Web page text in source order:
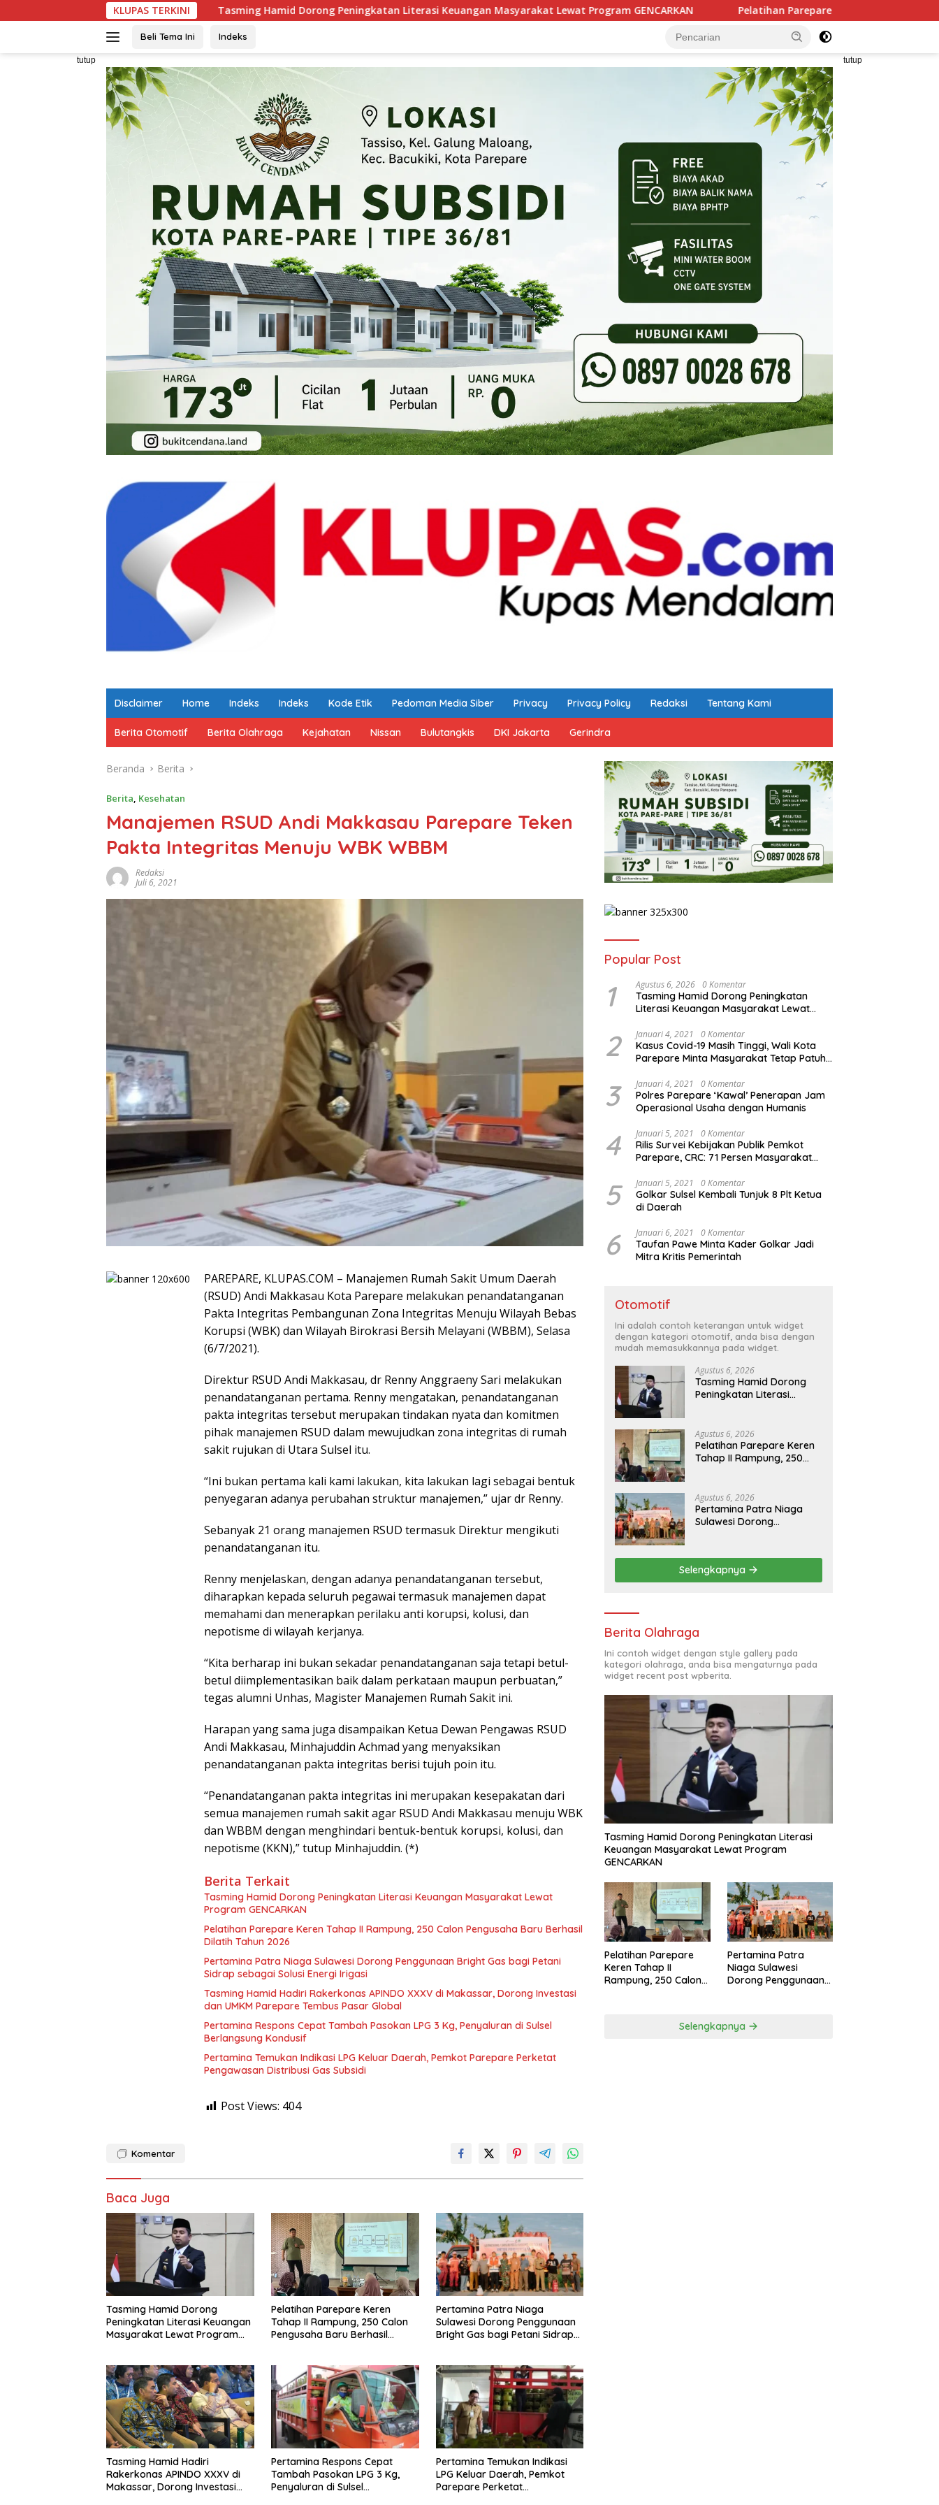
ke
KLUPAS TERKINI
Tasming Hamid Dorong Peningkatan Literasi Keuangan Masyarakat Lewat Program GENCARKAN Pelatihan Parepare Keren Tahap II Rampung, 250 Calon
Beli Tema Ini Indeks
tutup tutup
Disclaimer Home Indeks Indeks Kode Etik Pedoman Media Siber Privacy Privacy Policy Redaksi Tentang Kami
Berita Otomotif Berita Olahraga Kejahatan Nissan Bulutangkis DKI Jakarta Gerindra
Beranda Berita
Berita, Kesehatan
Manajemen RSUD Andi Makkasau Parepare Teken
Pakta Integritas Menuju WBK WBBM
Redaksi
Juli 6, 2021
PAREPARE, KLUPAS.COM – Manajemen Rumah Sakit Umum Daerah
(RSUD) Andi Makkasau Kota Parepare melakukan penandatanganan
Pakta Integritas Pembangunan Zona Integritas Menuju Wilayah Bebas
Korupsi (WBK) dan Wilayah Birokrasi Bersih Melayani (WBBM), Selasa
(6/7/2021).
Direktur RSUD Andi Makkasau, dr Renny Anggraeny Sari melakukan
penandatanganan pertama. Renny mengatakan, penandatanganan
pakta integritas tersebut merupakan tindakan nyata dan komitmen
pihak manajemen RSUD dalam mewujudkan zona integritas di rumah
sakit rujukan di Utara Sulsel itu.
“Ini bukan pertama kali kami lakukan, kita lakukan lagi sebagai bentuk
penyegaran adanya perubahan struktur manajemen,” ujar dr Renny.
Sebanyak 21 orang manajemen RSUD termasuk Direktur mengikuti
penandatanganan itu.
Renny menjelaskan, dengan adanya penandatanganan tersebut,
diharapkan kepada seluruh pegawai termasuk manajemen dapat
memahami dan menerapkan perilaku anti korupsi, kolusi, dan
nepotisme di wilayah kerjanya.
“Kita berharap ini bukan sekadar penandatanganan saja tetapi betul-
betul diimplementasikan baik dalam perkataan maupun perbuatan,”
tegas alumni Unhas, Magister Manajemen Rumah Sakit ini.
Harapan yang sama juga disampaikan Ketua Dewan Pengawas RSUD
Andi Makkasau, Minhajuddin Achmad yang menyaksikan
penandatanganan pakta integritas berisi tujuh poin itu.
“Penandatanganan pakta integritas ini merupakan kesepakatan dari
semua manajemen rumah sakit agar RSUD Andi Makkasau menuju WBK
dan WBBM dengan menghindari bentuk-bentuk korupsi, kolusi, dan
nepotisme (KKN),” tutup Minhajuddin. (*)
Berita Terkait
Tasming Hamid Dorong Peningkatan Literasi Keuangan Masyarakat Lewat
Program GENCARKAN
Pelatihan Parepare Keren Tahap II Rampung, 250 Calon Pengusaha Baru Berhasil
Dilatih Tahun 2026
Pertamina Patra Niaga Sulawesi Dorong Penggunaan Bright Gas bagi Petani
Sidrap sebagai Solusi Energi Irigasi
Tasming Hamid Hadiri Rakerkonas APINDO XXXV di Makassar, Dorong Investasi
dan UMKM Parepare Tembus Pasar Global
Pertamina Respons Cepat Tambah Pasokan LPG 3 Kg, Penyaluran di Sulsel
Berlangsung Kondusif
Pertamina Temukan Indikasi LPG Keluar Daerah, Pemkot Parepare Perketat
Pengawasan Distribusi Gas Subsidi
Post Views: 404
Komentar
Baca Juga
Tasming Hamid Dorong
Peningkatan Literasi Keuangan
Masyarakat Lewat Program
Pelatihan Parepare Keren
Tahap II Rampung, 250 Calon
Pengusaha Baru Berhasil
Pertamina Patra Niaga
Sulawesi Dorong Penggunaan
Bright Gas bagi Petani Sidrap
Tasming Hamid Hadiri
Rakerkonas APINDO XXXV di
Makassar, Dorong Investasi
Pertamina Respons Cepat
Tambah Pasokan LPG 3 Kg,
Penyaluran di Sulsel
Pertamina Temukan Indikasi
LPG Keluar Daerah, Pemkot
Parepare Perketat
Popular Post
1 Agustus 6, 2026 0 Komentar
Tasming Hamid Dorong Peningkatan
Literasi Keuangan Masyarakat Lewat
2 Januari 4, 2021 0 Komentar
Kasus Covid-19 Masih Tinggi, Wali Kota
Parepare Minta Masyarakat Tetap Patuhi
3 Januari 4, 2021 0 Komentar
Polres Parepare ‘Kawal’ Penerapan Jam
Operasional Usaha dengan Humanis
4 Januari 5, 2021 0 Komentar
Rilis Survei Kebijakan Publik Pemkot
Parepare, CRC: 71 Persen Masyarakat
5 Januari 5, 2021 0 Komentar
Golkar Sulsel Kembali Tunjuk 8 Plt Ketua
di Daerah
6 Januari 6, 2021 0 Komentar
Taufan Pawe Minta Kader Golkar Jadi
Mitra Kritis Pemerintah
Otomotif
Ini adalah contoh keterangan untuk widget
dengan kategori otomotif, anda bisa dengan
mudah memasukkannya pada widget.
Agustus 6, 2026
Tasming Hamid Dorong
Peningkatan Literasi
GENCARKAN
Agustus 6, 2026
Pelatihan Parepare Keren
Tahap II Rampung, 250
Agustus 6, 2026
Pertamina Patra Niaga
Sulawesi Dorong
Solusi Energi Irigasi
Selengkapnya
Berita Olahraga
Ini contoh widget dengan style gallery pada
kategori olahraga, anda bisa mengaturnya pada
widget recent post wpberita.
Tasming Hamid Dorong Peningkatan Literasi
Keuangan Masyarakat Lewat Program
GENCARKAN
Pelatihan Parepare
Keren Tahap II
Rampung, 250 Calon
Pertamina Patra
Niaga Sulawesi
Dorong Penggunaan
Selengkapnya